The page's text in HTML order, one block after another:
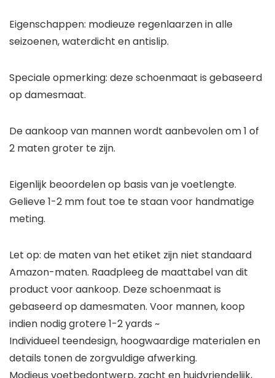
Eigenschappen: modieuze regenlaarzen in alle
seizoenen, waterdicht en antislip.
Speciale opmerking: deze schoenmaat is gebaseerd
op damesmaat.
De aankoop van mannen wordt aanbevolen om 1 of
2 maten groter te zijn.
Eigenlijk beoordelen op basis van je voetlengte.
Gelieve 1-2 mm fout toe te staan voor handmatige
meting.
Let op: de maten van het etiket zijn niet standaard
Amazon-maten. Raadpleeg de maattabel van dit
product voor aankoop. Deze schoenmaat is
gebaseerd op damesmaten. Voor mannen, koop
indien nodig grotere 1-2 yards ~
Individueel teendesign, hoogwaardige materialen en
details tonen de zorgvuldige afwerking.